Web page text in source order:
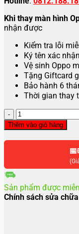
Khi thay màn hình
nhận được
Kiểm tra lỗi
Ký tên xác
Vệ sinh Oppo
Tặng Giftcard
Bảo hành 6
Thời gian thay
Thay
màn
hình
Oppo
lượng
Thêm vào giỏ hàng
📅
Sản phẩm được
Chính sách sửa chữa